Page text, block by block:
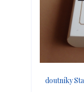
doutníky